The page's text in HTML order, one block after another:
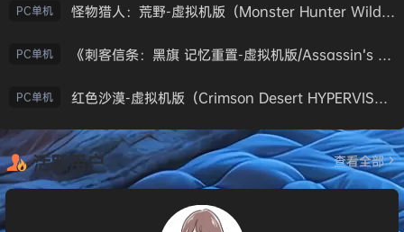
PC单机 怪物猎人：荒野-虚拟机版（Monster Hunter Wilds HYPERVISOR）免安装中文版
PC单机 《刺客信条：黑旗 记忆重置-虚拟机版/Assassin’s Creed Black Flag Resynced HYPERVISOR》免安装中文版
PC单机 红色沙漠-虚拟机版（Crimson Desert HYPERVISOR）免安装中文版
活跃用户 查看全部